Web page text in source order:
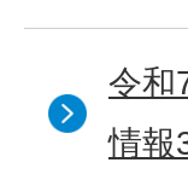
令和
情報